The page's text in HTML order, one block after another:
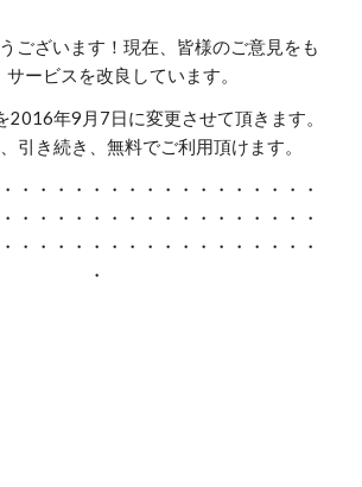
ございます！現在、皆様のご意見をも
サービスを改良しています。
2016年9月7日に変更させて頂きます。
引き続き、無料でご利用頂けます。
・・・・・・・・・・・・・・・・・
・・・・・・・・・・・・・・・・・
・・・・・・・・・・・・・・・・・
・